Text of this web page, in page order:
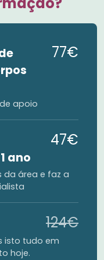
77€
apoio
ano
47€
área e faz a
124€
isto tudo em
hoje.